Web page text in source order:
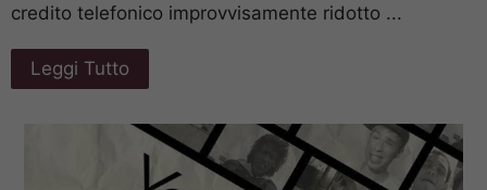
credito telefonico improvvisamente ridotto ...
Leggi Tutto